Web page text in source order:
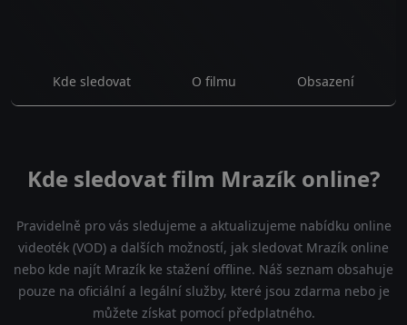
Kde sledovat O filmu Obsazení
Kde sledovat film Mrazík online?
Pravidelně pro vás sledujeme a aktualizujeme nabídku online
videoték (VOD) a dalších možností, jak sledovat Mrazík online
nebo kde najít Mrazík ke stažení offline. Náš seznam obsahuje
pouze na oficiální a legální služby, které jsou zdarma nebo je
můžete získat pomocí předplatného.